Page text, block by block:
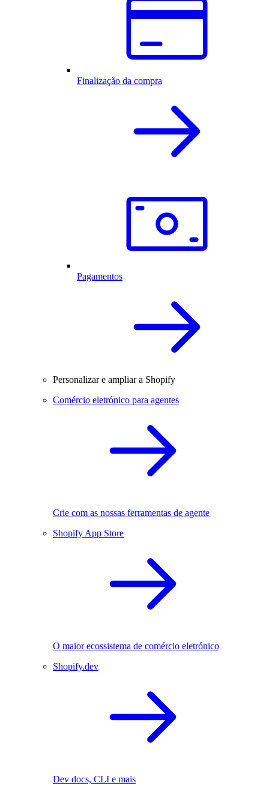
Finalização da compra
Pagamentos
Personalizar e ampliar a Shopify
Comércio eletrónico para agentes
Crie com as nossas ferramentas de agente
Shopify App Store
O maior ecossistema de comércio eletrónico
Shopify.dev
Dev docs, CLI e mais